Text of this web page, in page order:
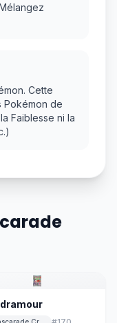
Cette
Pokémon de
Faiblesse ni la